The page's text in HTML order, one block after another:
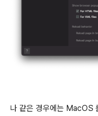
나 같은 경우에는 MacOS